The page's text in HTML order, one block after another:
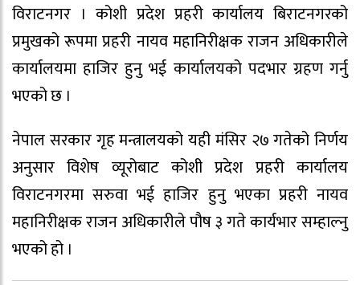
विराटनगर । कोशी प्रदेश प्रहरी कार्यालय बिराटनगरको
प्रमुखको रूपमा प्रहरी नायव महानिरीक्षक राजन अधिकारीले
कार्यालयमा हाजिर हुनु भई कार्यालयको पदभार ग्रहण गर्नु
भएको छ ।
नेपाल सरकार गृह मन्त्रालयको यही मंसिर २७ गतेको निर्णय
अनुसार विशेष व्यूरोबाट कोशी प्रदेश प्रहरी कार्यालय
विराटनगरमा सरुवा भई हाजिर हुनु भएका प्रहरी नायव
महानिरीक्षक राजन अधिकारीले पौष ३ गते कार्यभार सम्हाल्नु
भएको हो ।